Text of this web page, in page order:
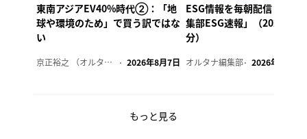
東南アジアEV40%時代②：「地
球や環境のため」で買う訳ではな
い
京正裕之 （オルタナ副編集長） 2026年8月7日
ESG情報を毎朝配信「オル
集部ESG速報」（2026年8
分）
オルタナ編集部 2026年8月7日
もっと見る